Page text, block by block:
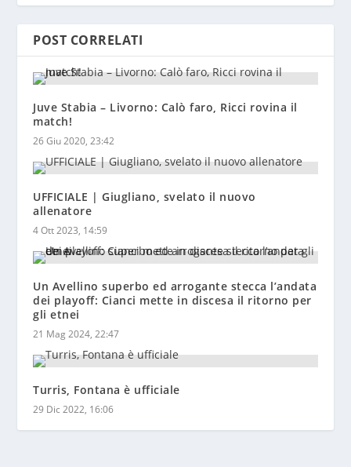
POST CORRELATI
Juve Stabia – Livorno: Calò faro, Ricci rovina il
match!
26 Giu 2020, 23:42
UFFICIALE | Giugliano, svelato il nuovo
allenatore
4 Ott 2023, 14:59
Un Avellino superbo ed arrogante stecca l’andata
dei playoff: Cianci mette in discesa il ritorno per
gli etnei
21 Mag 2024, 22:47
Turris, Fontana è ufficiale
29 Dic 2022, 16:06